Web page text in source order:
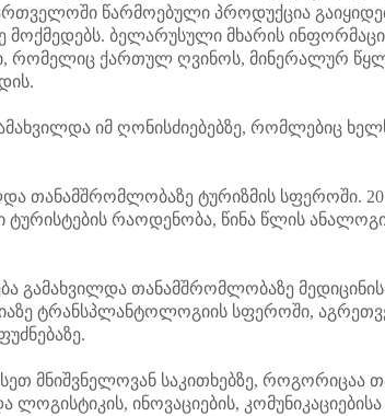
წარმოებული პროდუქცია
მოქმედებს. ბელარუსული მხარის
რომელიც ქართულ ღვინოს, მინერალურ
იმ ღონისძიებებზე, რომლებიც
თანამშრომლობაზე ტურიზმის სფეროში.
რაოდენობა, წინა წლის
გამახვილდა თანამშრომლობაზე
ტრანსპლანტოლოგიის სფეროში,
მნიშვნელოვან საკითხებზე,
ლოგისტიკის, ინოვაციების,